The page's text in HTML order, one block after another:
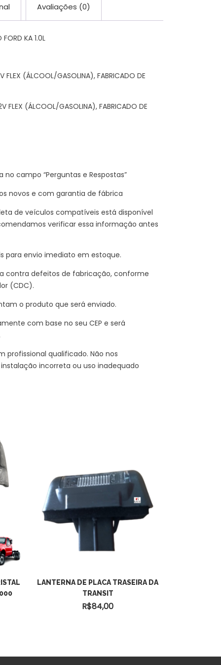
Avaliações (0)
KA 1.0L
FLEX (ÁLCOOL/GASOLINA), FABRICADO DE
FLEX (ÁLCOOL/GASOLINA), FABRICADO DE
campo “Perguntas e Respostas”
novos e com garantia de fábrica
de veículos compatíveis está disponível
verificar essa informação antes
para envio imediato em estoque.
contra defeitos de fabricação, conforme
(CDC).
o produto que será enviado.
com base no seu CEP e será
profissional qualificado. Não nos
incorreta ou uso inadequado
LANTERNA DE PLACA TRASEIRA DA
TRANSIT
R$84,00